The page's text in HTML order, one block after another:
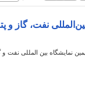
نفت، گاز
نمایشگاه بین المللی نفت و